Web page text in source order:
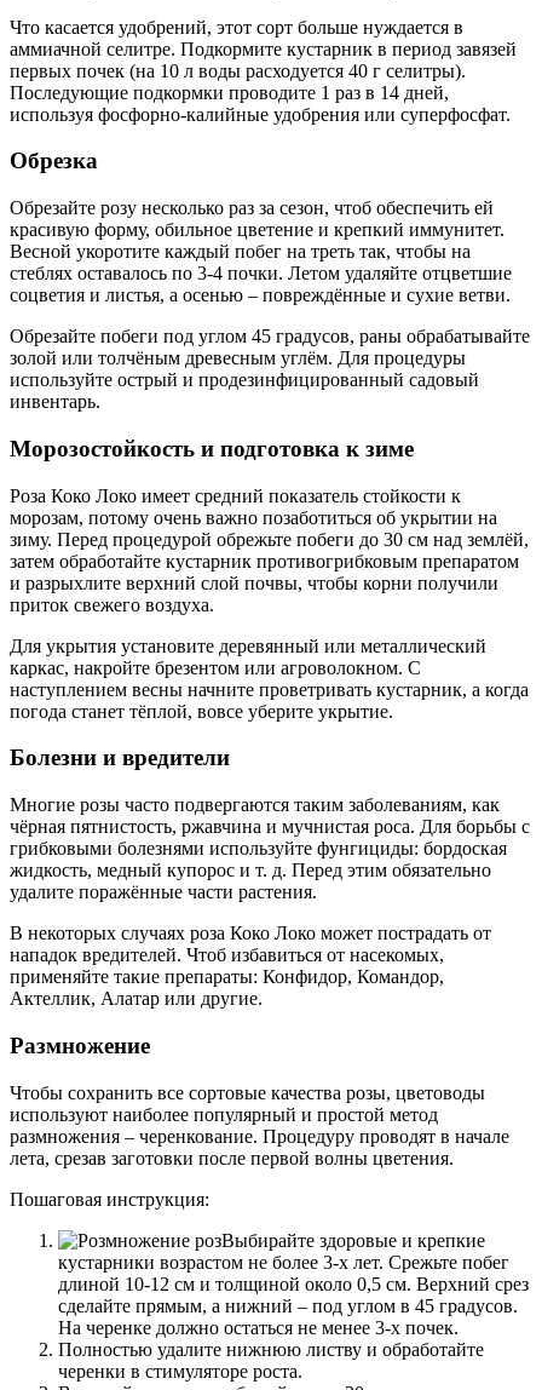
Что касается удобрений, этот сорт больше нуждается в
аммиачной селитре. Подкормите кустарник в период завязей
первых почек (на 10 л воды расходуется 40 г селитры).
Последующие подкормки проводите 1 раз в 14 дней,
используя фосфорно-калийные удобрения или суперфосфат.
Обрезка
Обрезайте розу несколько раз за сезон, чтоб обеспечить ей
красивую форму, обильное цветение и крепкий иммунитет.
Весной укоротите каждый побег на треть так, чтобы на
стеблях оставалось по 3-4 почки. Летом удаляйте отцветшие
соцветия и листья, а осенью – повреждённые и сухие ветви.
Обрезайте побеги под углом 45 градусов, раны обрабатывайте
золой или толчёным древесным углём. Для процедуры
используйте острый и продезинфицированный садовый
инвентарь.
Морозостойкость и подготовка к зиме
Роза Коко Локо имеет средний показатель стойкости к
морозам, потому очень важно позаботиться об укрытии на
зиму. Перед процедурой обрежьте побеги до 30 см над землёй,
затем обработайте кустарник противогрибковым препаратом
и разрыхлите верхний слой почвы, чтобы корни получили
приток свежего воздуха.
Для укрытия установите деревянный или металлический
каркас, накройте брезентом или агроволокном. С
наступлением весны начните проветривать кустарник, а когда
погода станет тёплой, вовсе уберите укрытие.
Болезни и вредители
Многие розы часто подвергаются таким заболеваниям, как
чёрная пятнистость, ржавчина и мучнистая роса. Для борьбы с
грибковыми болезнями используйте фунгициды: бордоская
жидкость, медный купорос и т. д. Перед этим обязательно
удалите поражённые части растения.
В некоторых случаях роза Коко Локо может пострадать от
нападок вредителей. Чтоб избавиться от насекомых,
применяйте такие препараты: Конфидор, Командор,
Актеллик, Алатар или другие.
Размножение
Чтобы сохранить все сортовые качества розы, цветоводы
используют наиболее популярный и простой метод
размножения – черенкование. Процедуру проводят в начале
лета, срезав заготовки после первой волны цветения.
Пошаговая инструкция:
Выбирайте здоровые и крепкие
кустарники возрастом не более 3-х лет. Срежьте побег
длиной 10-12 см и толщиной около 0,5 см. Верхний срез
сделайте прямым, а нижний – под углом в 45 градусов.
На черенке должно остаться не менее 3-х почек.
Полностью удалите нижнюю листву и обработайте
черенки в стимуляторе роста.